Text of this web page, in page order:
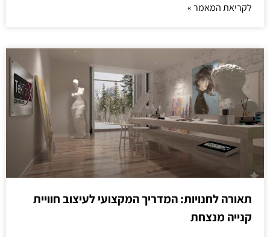
לקריאת המאמר »
תאורה לחנויות: המדריך המקצועי לעיצוב חוויית
קנייה מנצחת